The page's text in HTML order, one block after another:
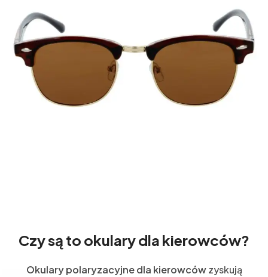
Czy są to okulary dla kierowców?
Okulary polaryzacyjne dla kierowcówzyskują